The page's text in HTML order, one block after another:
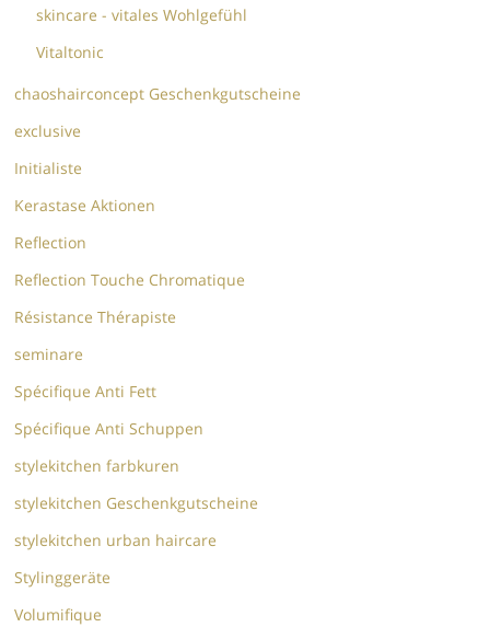
skincare - vitales Wohlgefühl
Vitaltonic
chaoshairconcept Geschenkgutscheine
exclusive
Initialiste
Kerastase Aktionen
Reflection
Reflection Touche Chromatique
Résistance Thérapiste
seminare
Spécifique Anti Fett
Spécifique Anti Schuppen
stylekitchen farbkuren
stylekitchen Geschenkgutscheine
stylekitchen urban haircare
Stylinggeräte
Volumifique